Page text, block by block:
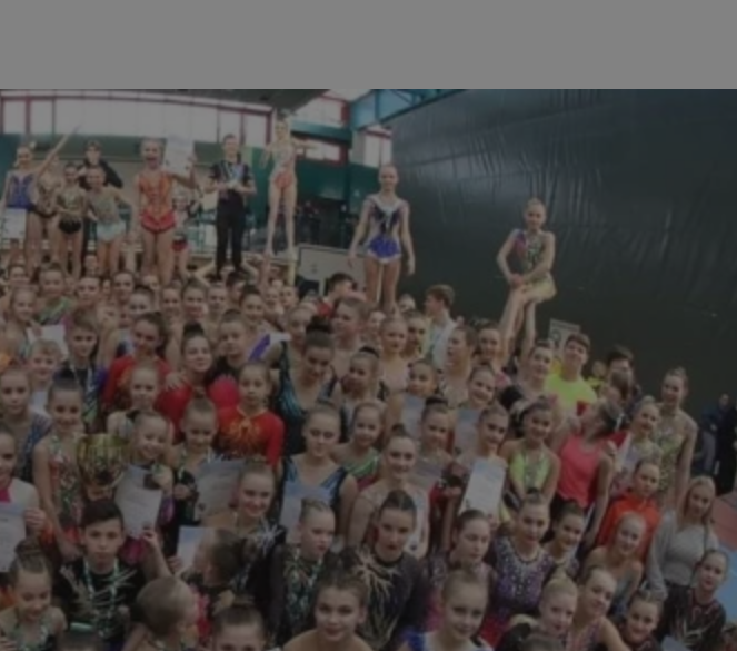
korzystać ze strony internetowej.
Opis
Ten plik cookie przechowuje identyfikator sesji.
Ten plik cookie przechowuje identyfikator sesji.
Ten plik cookie przechowuje identyfikator sesji.
dni
Ten plik cookie jest używany do celów
uwierzytelniania i bezpieczeństwa, zapewniając, że
użytkownicy pozostają zalogowani, a ich dane są
zabezpieczone, jak poruszać się przez witrynę
internetową lub interakcji z jej usług.
Ten plik cookie służy do rozróżniania ludzi i botów.
Jest to korzystne dla strony internetowej, ponieważ
umożliwia tworzenie ważnych raportów na temat
korzystania z jej witryny internetowej.
Ten plik cookie służy do rozróżniania ludzi i botów.
Jest to korzystne dla strony internetowej, ponieważ
umożliwia tworzenie ważnych raportów na temat
korzystania z jej witryny internetowej.
4
Ten plik cookie jest używany do przechowywania
zgody użytkownika i wyboru prywatności dla ich
interakcji z witryną. Rejestruje dane dotyczące
zgody odwiedzającego na różne polityki i
ustawienia prywatności, zapewniając, że ich
preferencje zostaną uhonorowane w przyszłych
sesjach.
2 dni
Ten plik cookie jest używany przez usługę Cookie-